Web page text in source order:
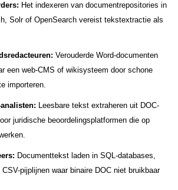
Het indexeren van documentrepositories in
Solr of OpenSearch vereist tekstextractie als
Verouderde Word-documenten
een web-CMS of wikisysteem door schone
importeren.
Leesbare tekst extraheren uit DOC-
juridische beoordelingsplatformen die op
Documenttekst laden in SQL-databases,
pijplijnen waar binaire DOC niet bruikbaar